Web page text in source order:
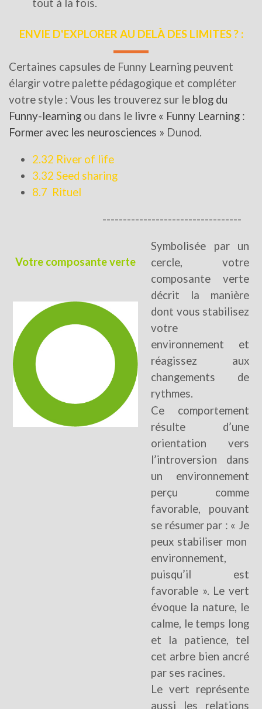
tout à la fois.
ENVIE D'EXPLORER AU DELÀ DES LIMITES ? :
Certaines capsules de Funny Learning peuvent
élargir votre palette pédagogique et compléter
votre style : Vous les trouverez sur le blog du
Funny-learning ou dans le livre « Funny Learning :
Former avec les neurosciences » Dunod.
2.32 River of life
3.32 Seed sharing
8.7 Rituel
----------------------------------
Votre composanteverte
Symbolisée par un
cercle, votre
composante verte
décrit la manière
dont vous stabilisez
votre
environnement et
réagissez aux
changements de
rythmes.
Ce comportement
résulte d’une
orientation vers
l’introversion dans
un environnement
perçu comme
favorable, pouvant
se résumer par : « Je
peux stabiliser mon
environnement,
puisqu’il est
favorable ». Le vert
évoque la nature, le
calme, le temps long
et la patience, tel
cet arbre bien ancré
par ses racines.
Le vert représente
aussi les relations